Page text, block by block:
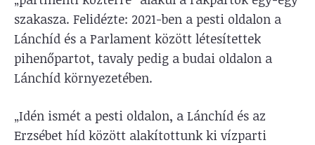
szakasza. Felidézte: 2021-ben a pesti oldalon a
Lánchíd és a Parlament között létesítettek
pihenőpartot, tavaly pedig a budai oldalon a
Lánchíd környezetében.
„Idén ismét a pesti oldalon, a Lánchíd és az
Erzsébet híd között alakítottunk ki vízparti